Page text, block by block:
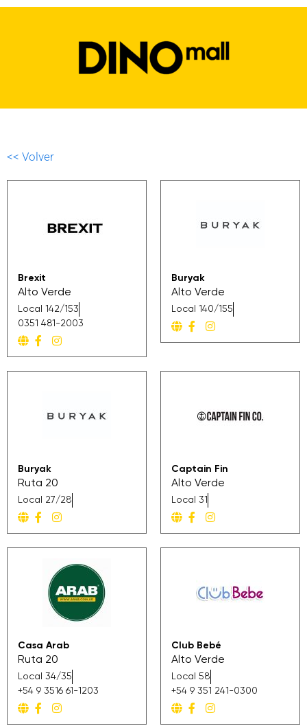
<< Volver
Brexit
Alto Verde
Local 142/153
0351 481-2003
Buryak
Alto Verde
Local 140/155
Buryak
Ruta 20
Local 27/28
Captain Fin
Alto Verde
Local 31
Casa Arab
Ruta 20
Local 34/35
+54 9 3516 61-1203
Club Bebé
Alto Verde
Local 58
+54 9 351 241-0300